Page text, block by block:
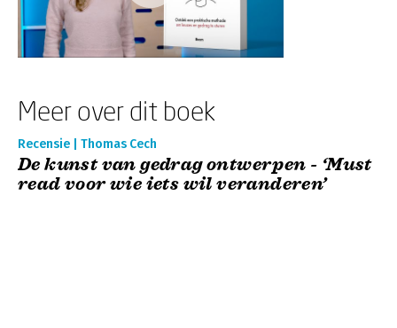
Meer over dit boek
Recensie | Thomas Cech
De kunst van gedrag ontwerpen - ‘Must
read voor wie iets wil veranderen’